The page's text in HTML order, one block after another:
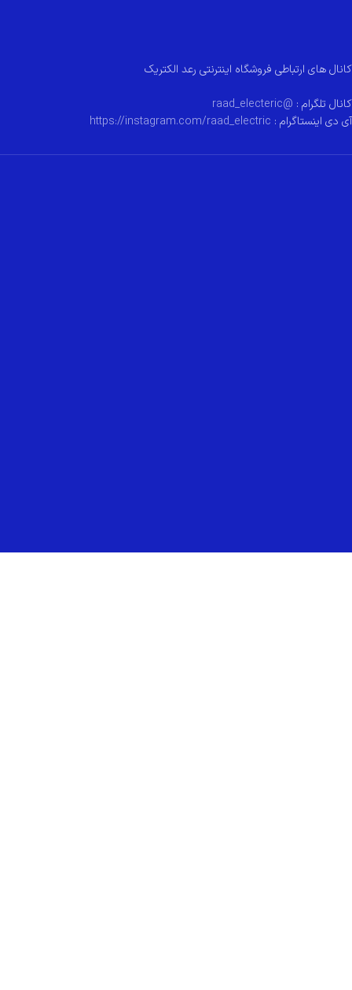
کانال های ارتباطی فروشگاه اینترنتی رعد الکتریک
کانال تلگرام : @raad_electeric
آی دی اینستاگرام : https://instagram.com/raad_electric